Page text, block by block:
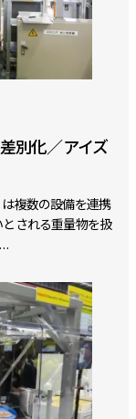
別化／アイズ
複数の設備を連携
される重量物を扱